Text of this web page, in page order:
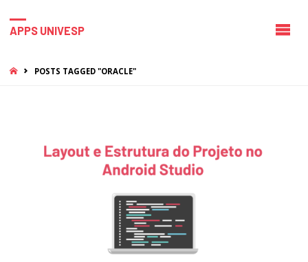
APPS UNIVESP
HOMEPOSTS TAGGED "ORACLE"